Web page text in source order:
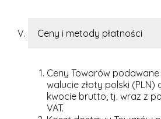
Ceny i metody płatności
Ceny Towarów
walucie złoty polski (PLN)
kwocie brutto, tj. wraz z
VAT.